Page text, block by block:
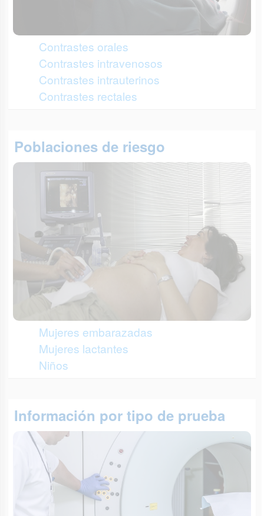
Contrastes orales
Contrastes intravenosos
Contrastes intrauterinos
Contrastes rectales
Poblaciones de riesgo
Mujeres embarazadas
Mujeres lactantes
Niños
Información por tipo de prueba